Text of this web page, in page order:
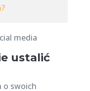
ustalić
o swoich